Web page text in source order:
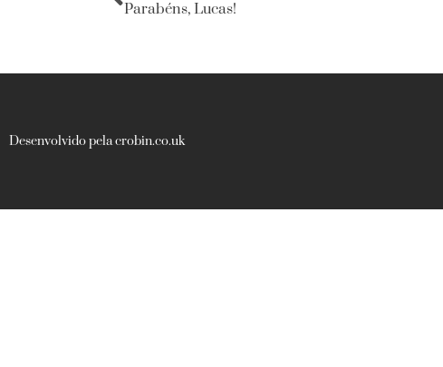
Parabéns, Lucas!
Desenvolvido pela crobin.co.uk